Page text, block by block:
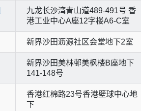
九龙长沙湾青山道489-491号 香
港工业中心A座12字楼A6-C室
新界沙田沥源社区会堂地下2室
新界沙田美林邨美枫楼B座地下
141-148号
香港红棉路23号香港壁球中心地
下